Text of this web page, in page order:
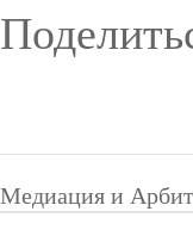
Медиация и